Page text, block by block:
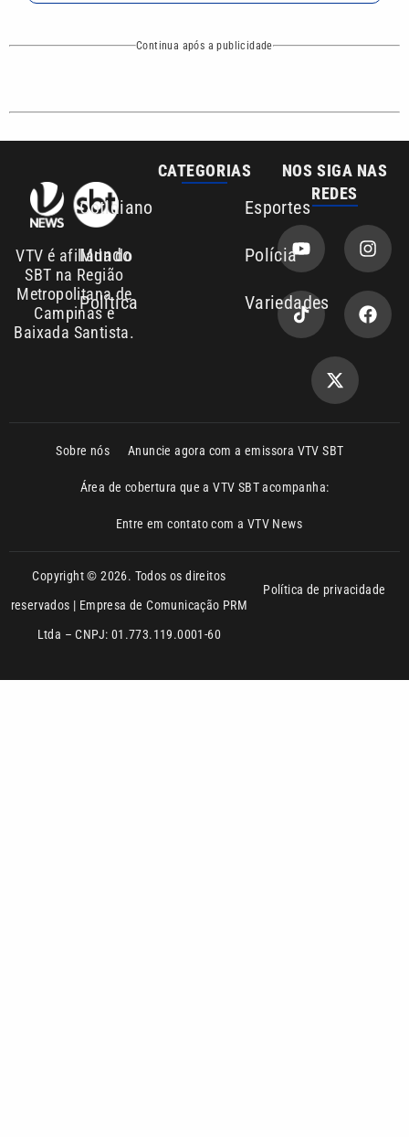
Continua após a publicidade
VTV é afiliada do
SBT na Região
Metropolitana de
Campinas e
Baixada Santista.
Esportes
Mundo Polícia
Política Variedades
Anuncie agora com a emissora VTV SBT
Copyright © 2026. Todos os direitos